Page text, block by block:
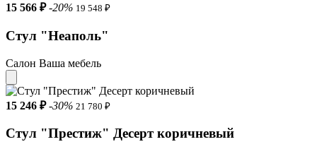
15 566 ₽ -20% 19 548 ₽
Стул "Неаполь"
Салон Ваша мебель
15 246 ₽ -30% 21 780 ₽
Стул "Престиж" Десерт коричневый